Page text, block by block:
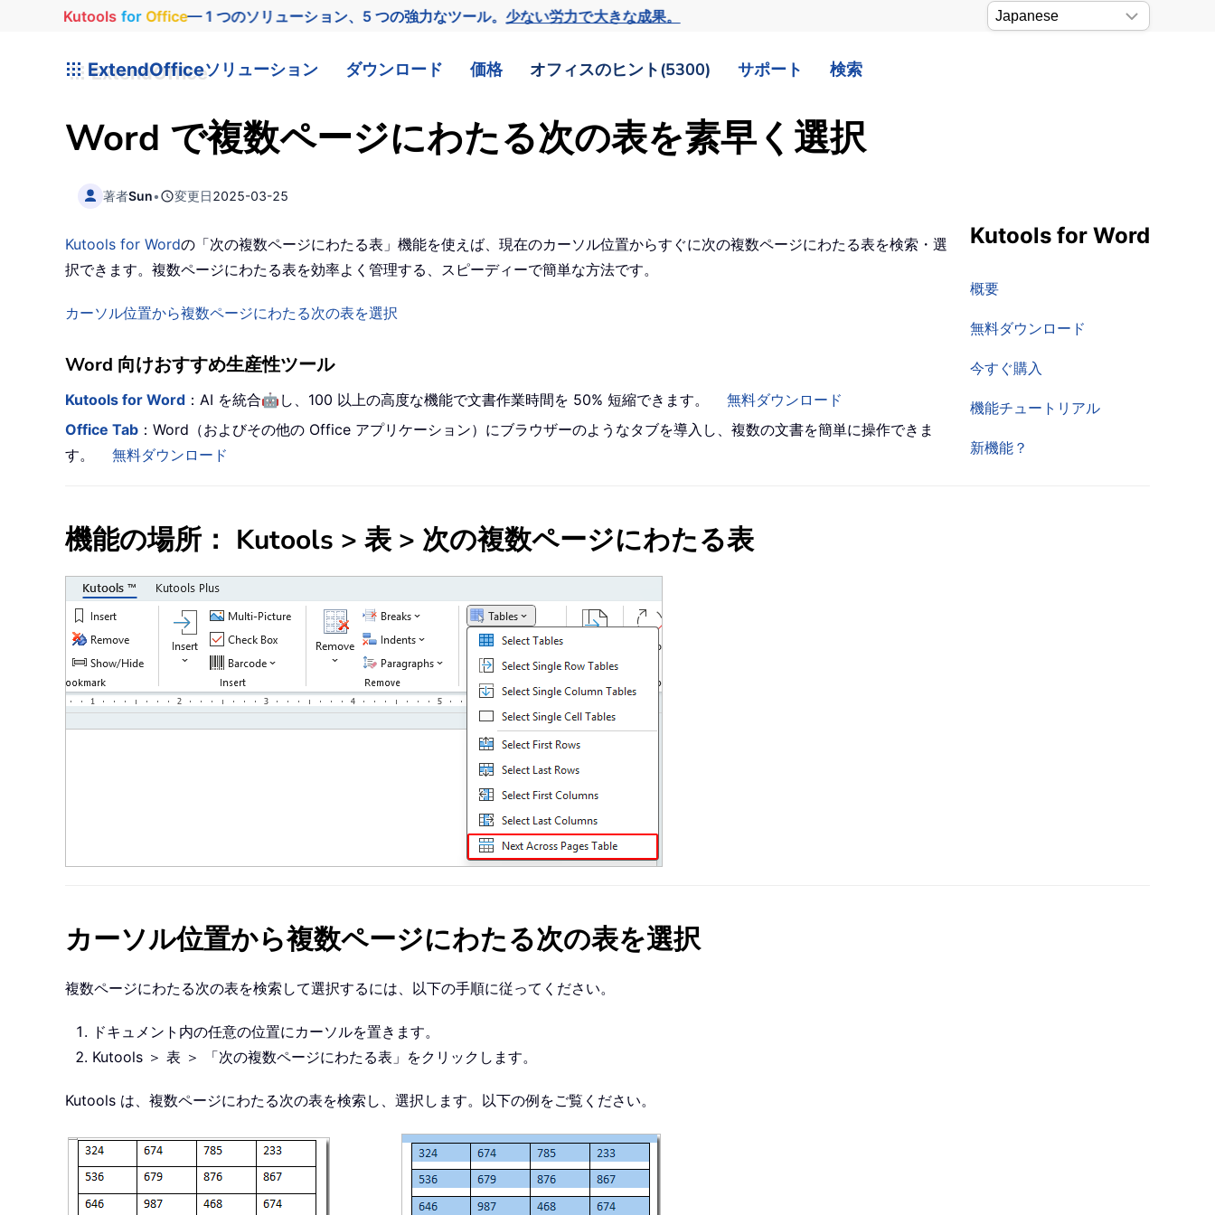
Kutools for Office— 1 つのソリューション、5 つの強力なツール。少ない労力で大きな成果。
ExtendOfficeソリューション ダウンロード 価格 オフィスのヒント(5300) サポート 検索
Word で複数ページにわたる次の表を素早く選択
著者Sun• 変更日2025-03-25
Kutools for Word
概要
無料ダウンロード
今すぐ購入
機能チュートリアル
新機能？
Kutools for Wordの「次の複数ページにわたる表」機能を使えば、現在のカーソル位置からすぐに次の複数ページにわたる表を検索・選
択できます。複数ページにわたる表を効率よく管理する、スピーディーで簡単な方法です。
カーソル位置から複数ページにわたる次の表を選択
Word 向けおすすめ生産性ツール
Kutools for Word ：AI を統合🤖 し、100 以上の高度な機能で文書作業時間を 50% 短縮できます。
無料ダウンロード
Office Tab ：Word（およびその他の Office アプリケーション）にブラウザーのようなタブを導入し、複数の文書を簡単に操作できま
す。
無料ダウンロード
機能の場所： Kutools > 表 > 次の複数ページにわたる表
カーソル位置から複数ページにわたる次の表を選択
複数ページにわたる次の表を検索して選択するには、以下の手順に従ってください。
ドキュメント内の任意の位置にカーソルを置きます。
Kutools ＞ 表 ＞ 「次の複数ページにわたる表」をクリックします。
Kutools は、複数ページにわたる次の表を検索し、選択します。以下の例をご覧ください。